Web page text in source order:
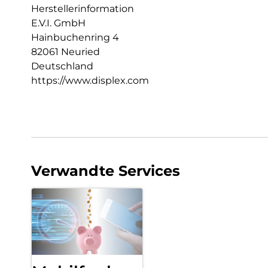
Herstellerinformation
E.V.I. GmbH
Hainbuchenring 4
82061 Neuried
Deutschland
https://www.displex.com
Verwandte Services